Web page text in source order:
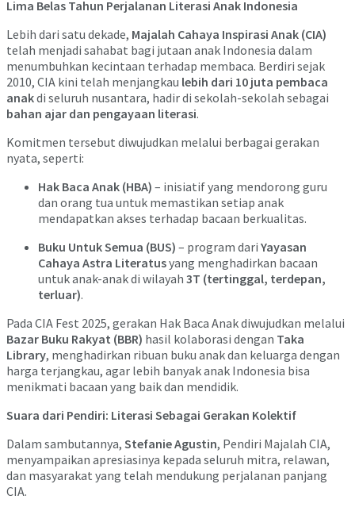
Lima Belas Tahun Perjalanan Literasi Anak Indonesia
Lebih dari satu dekade, Majalah Cahaya Inspirasi Anak (CIA)
telah menjadi sahabat bagi jutaan anak Indonesia dalam
menumbuhkan kecintaan terhadap membaca. Berdiri sejak
2010, CIA kini telah menjangkau lebih dari 10 juta pembaca
anakdi seluruh nusantara, hadir di sekolah-sekolah sebagai
bahan ajar dan pengayaan literasi.
Komitmen tersebut diwujudkan melalui berbagai gerakan
nyata, seperti:
Hak Baca Anak (HBA) – inisiatif yang mendorong guru
dan orang tua untuk memastikan setiap anak
mendapatkan akses terhadap bacaan berkualitas.
Buku Untuk Semua (BUS) – program dari Yayasan
Cahaya Astra Literatusyang menghadirkan bacaan
untuk anak-anak di wilayah 3T (tertinggal, terdepan,
terluar).
Pada CIA Fest 2025, gerakan Hak Baca Anak diwujudkan melalui
Bazar Buku Rakyat (BBR) hasil kolaborasi dengan Taka
Library, menghadirkan ribuan buku anak dan keluarga dengan
harga terjangkau, agar lebih banyak anak Indonesia bisa
menikmati bacaan yang baik dan mendidik.
Suara dari Pendiri: Literasi Sebagai Gerakan Kolektif
Dalam sambutannya, Stefanie Agustin, Pendiri Majalah CIA,
menyampaikan apresiasinya kepada seluruh mitra, relawan,
dan masyarakat yang telah mendukung perjalanan panjang
CIA.